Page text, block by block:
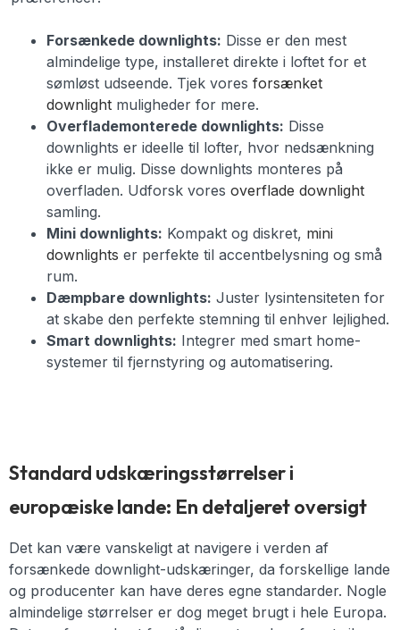
Forsænkede downlights: Disse er den mest
almindelige type, installeret direkte i loftet for et
sømløst udseende. Tjek vores forsænket
downlight muligheder for mere.
Overflademonterede downlights: Disse
downlights er ideelle til lofter, hvor nedsænkning
ikke er mulig. Disse downlights monteres på
overfladen. Udforsk vores overflade downlight
samling.
Mini downlights: Kompakt og diskret, mini
downlights er perfekte til accentbelysning og små
rum.
Dæmpbare downlights: Juster lysintensiteten for
at skabe den perfekte stemning til enhver lejlighed.
Smart downlights: Integrer med smart home-
systemer til fjernstyring og automatisering.
Standard udskæringsstørrelser i
europæiske lande: En detaljeret oversigt
Det kan være vanskeligt at navigere i verden af
forsænkede downlight-udskæringer, da forskellige lande
og producenter kan have deres egne standarder. Nogle
almindelige størrelser er dog meget brugt i hele Europa.